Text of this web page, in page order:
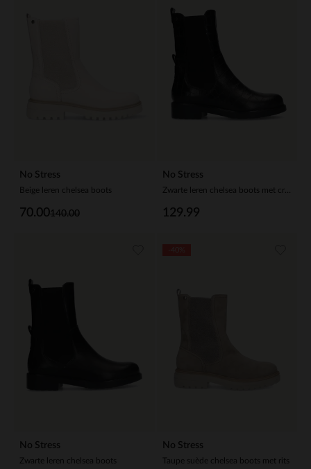
No Stress
Beige leren chelsea boots
140.00
70.00
No Stress
Zwarte leren chelsea boots met crocoprint
129.99
No Stress
Zwarte leren chelsea boots
No Stress
Taupe suède chelsea boots met rits